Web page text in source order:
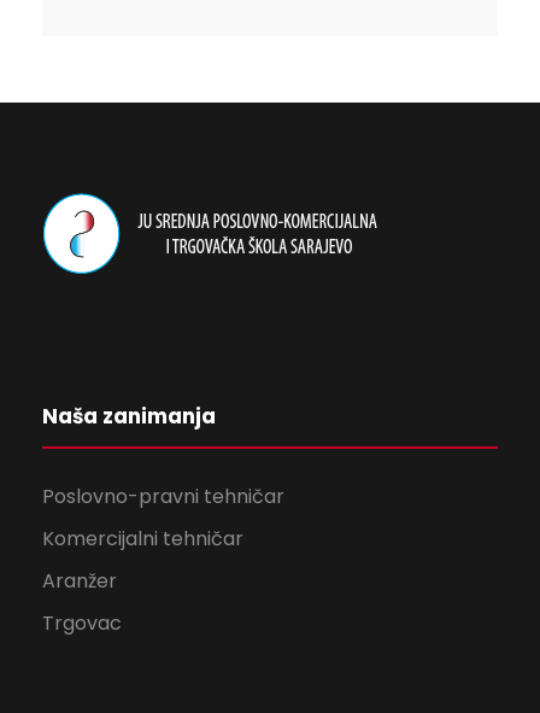
Naša zanimanja
Poslovno-pravni tehničar
Komercijalni tehničar
Aranžer
Trgovac